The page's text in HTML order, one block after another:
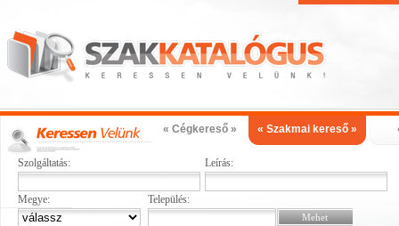
« Cégkereső » « Szakmai kereső »
Szolgáltatás: Leírás:
Megye: Település: